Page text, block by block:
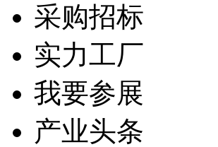
采购招标
实力工厂
我要参展
产业头条